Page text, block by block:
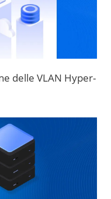
delle VLAN Hyper-